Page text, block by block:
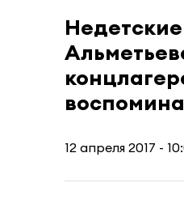
12 апреля 2017 -